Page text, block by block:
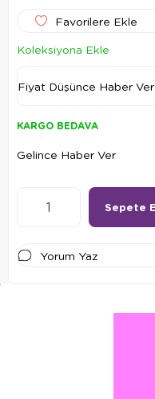
Favorilere Ekle
Koleksiyona Ekle
Fiyat Düşünce Haber Ver
KARGO BEDAVA
Gelince Haber Ver
Yorum Yaz